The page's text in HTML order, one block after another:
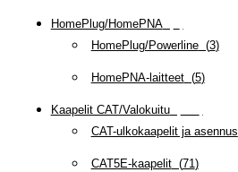
HomePlug/HomePNA(
HomePlug/Powerline(3)
HomePNA-laitteet(5)
Kaapelit CAT/Valokuitu(
CAT-ulkokaapelit ja asennus
CAT5E-kaapelit(71)